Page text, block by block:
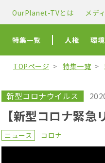
OurPlanet-TVとは メデ
特集一覧 人権 環境
TOPページ 特集一覧
新型コロナウイルス
【新型コロナ緊
ニュース コロナ